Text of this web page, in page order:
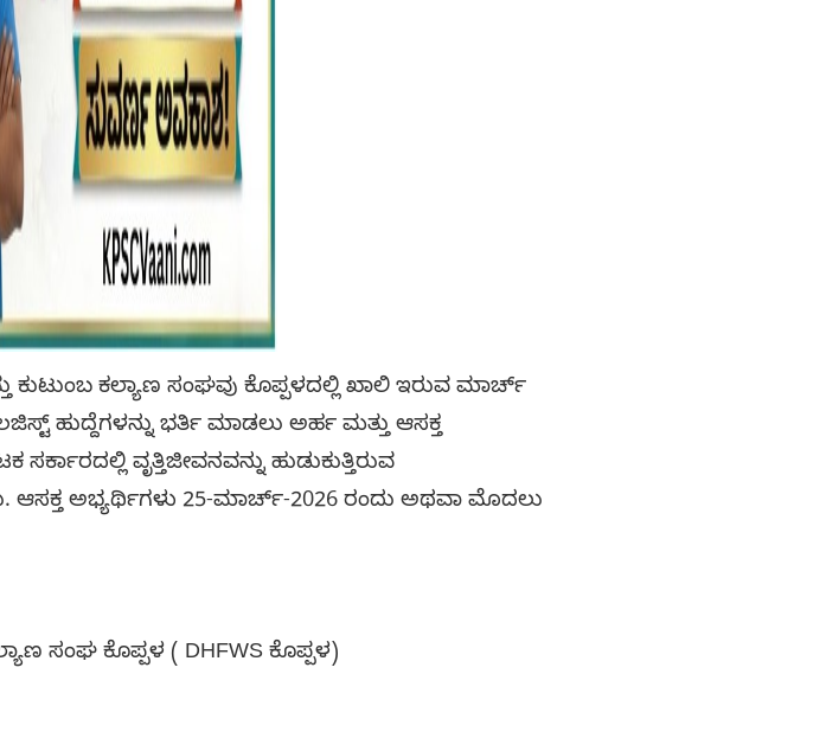
ಕುಟುಂಬ ಕಲ್ಯಾಣ ಸಂಘವು ಕೊಪ್ಪಳದಲ್ಲಿ ಖಾಲಿ ಇರುವ ಮಾರ್ಚ್
ಹುದ್ದೆಗಳನ್ನು ಭರ್ತಿ ಮಾಡಲು ಅರ್ಹ ಮತ್ತು ಆಸಕ್ತ
ವೃತ್ತಿಜೀವನವನ್ನು ಹುಡುಕುತ್ತಿರುವ
ಆಸಕ್ತ ಅಭ್ಯರ್ಥಿಗಳು 25-ಮಾರ್ಚ್-2026 ರಂದು ಅಥವಾ ಮೊದಲು
ಸಂಘ ಕೊಪ್ಪಳ ( DHFWS ಕೊಪ್ಪಳ)